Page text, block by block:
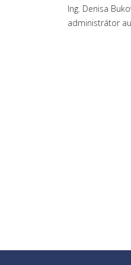
Ing. Denisa
administrátor